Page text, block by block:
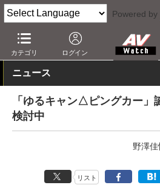
Powered by
カテゴリ ログイン
AV Watch コンテンツ・サービス 放送
ニュース
「ゆるキャン△ピングカー」
検討中
野澤佳
リスト